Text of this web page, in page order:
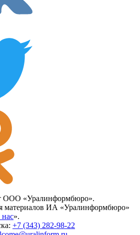
ООО «Уралинформбюро».
материалов ИА «Уралинформбюро»
».
+7 (343) 282-98-22